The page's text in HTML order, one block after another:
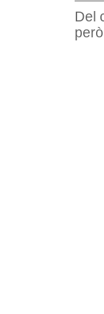
Del